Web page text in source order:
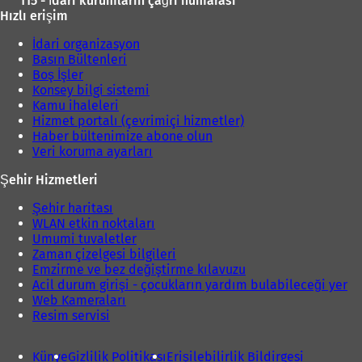
Hızlı erişim
İdari organizasyon
Basın Bültenleri
Boş İşler
Konsey bilgi sistemi
Kamu ihaleleri
Hizmet portalı (çevrimiçi hizmetler)
Haber bültenimize abone olun
Veri koruma ayarları
Şehir Hizmetleri
Şehir haritası
WLAN etkin noktaları
Umumi tuvaletler
Zaman çizelgesi bilgileri
Emzirme ve bez değiştirme kılavuzu
Acil durum girişi - çocukların yardım bulabileceği yer
Web Kameraları
Resim servisi
KünyeGizlilik PolitikasıErişilebilirlik Bildirgesi